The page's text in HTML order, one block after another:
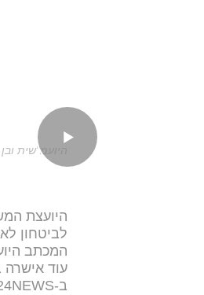
היועמ"שית
היועצת
לביטחון
המכתב
עוד
ב-i24NEWS.